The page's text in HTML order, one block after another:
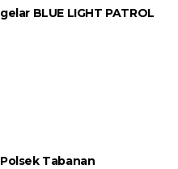
gelar BLUE LIGHT PATROL
Polsek Tabanan